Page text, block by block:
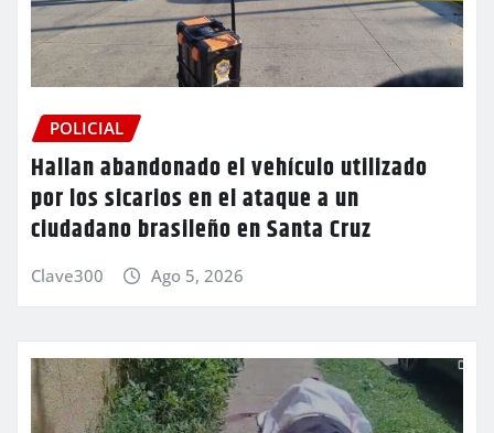
POLICIAL
Hallan abandonado el vehículo utilizado
por los sicarios en el ataque a un
ciudadano brasileño en Santa Cruz
Clave300 Ago 5, 2026